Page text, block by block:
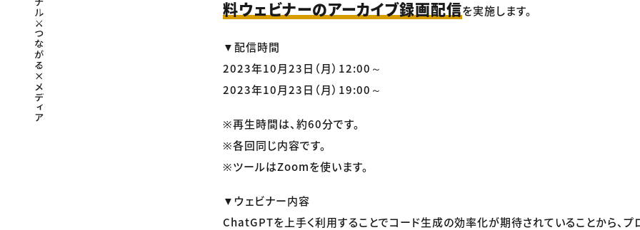
料ウェビナーのアーカイブ録画配信を実施します。
▼配信時間
2023年10月23日（月）12:00～
2023年10月23日（月）19:00～
※再生時間は、約60分です。
※各回同じ内容です。
※ツールはZoomを使います。
▼ウェビナー内容
ChatGPTを上手く利用することでコード生成の効率化が期待されていることから、プ